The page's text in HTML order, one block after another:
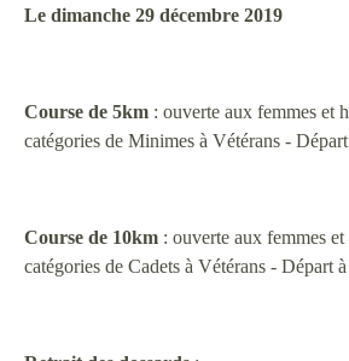
Le dimanche 29 décembre 2019
Course de 5km : ouverte aux femmes et
catégories de Minimes à Vétérans -
Course de 10km : ouverte aux femmes
catégories de Cadets à Vétérans - Départ à